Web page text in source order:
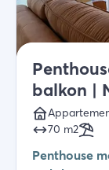
balkon |
70 m2
Penthouse